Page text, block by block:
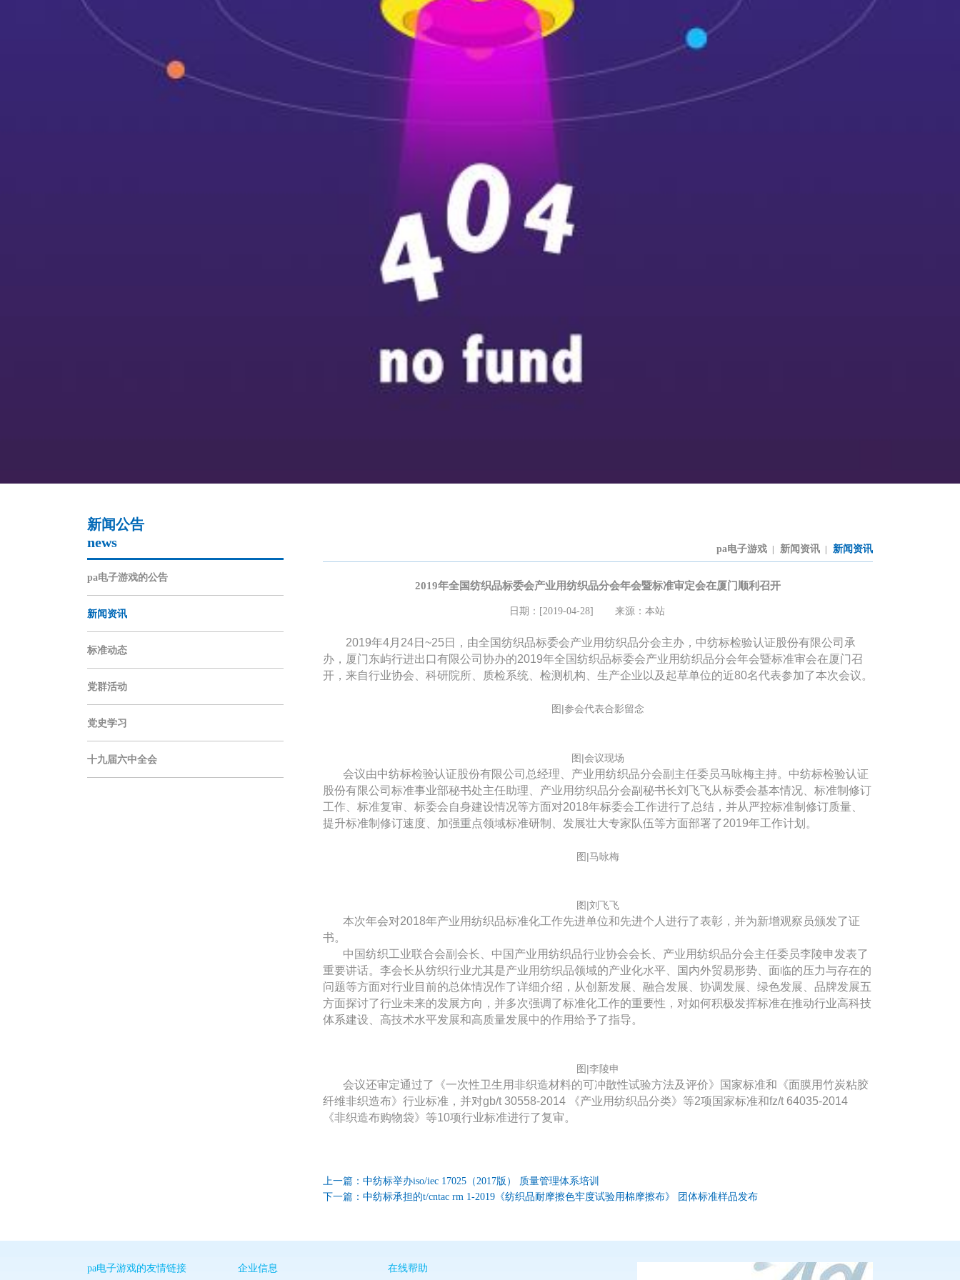
新闻公告
news
pa电子游戏的公告
新闻资讯
标准动态
党群活动
党史学习
十九届六中全会
pa电子游戏 新闻资讯 新闻资讯
2019年全国纺织品标委会产业用纺织品分会年会暨标准审定会在厦门顺利召开
日期：[2019-04-28] 来源：本站
2019年4月24日~25日，由全国纺织品标委会产业用纺织品分会主办，中纺标检验认证股份有限公司承
办，厦门东屿行进出口有限公司协办的2019年全国纺织品标委会产业用纺织品分会年会暨标准审会在厦门召
开，来自行业协会、科研院所、质检系统、检测机构、生产企业以及起草单位的近80名代表参加了本次会议。
图|参会代表合影留念
图|会议现场
会议由中纺标检验认证股份有限公司总经理、产业用纺织品分会副主任委员马咏梅主持。中纺标检验认证
股份有限公司标准事业部秘书处主任助理、产业用纺织品分会副秘书长刘飞飞从标委会基本情况、标准制修订
工作、标准复审、标委会自身建设情况等方面对2018年标委会工作进行了总结，并从严控标准制修订质量、
提升标准制修订速度、加强重点领域标准研制、发展壮大专家队伍等方面部署了2019年工作计划。
图|马咏梅
图|刘飞飞
本次年会对2018年产业用纺织品标准化工作先进单位和先进个人进行了表彰，并为新增观察员颁发了证
书。
中国纺织工业联合会副会长、中国产业用纺织品行业协会会长、产业用纺织品分会主任委员李陵申发表了
重要讲话。李会长从纺织行业尤其是产业用纺织品领域的产业化水平、国内外贸易形势、面临的压力与存在的
问题等方面对行业目前的总体情况作了详细介绍，从创新发展、融合发展、协调发展、绿色发展、品牌发展五
方面探讨了行业未来的发展方向，并多次强调了标准化工作的重要性，对如何积极发挥标准在推动行业高科技
体系建设、高技术水平发展和高质量发展中的作用给予了指导。
图|李陵申
会议还审定通过了《一次性卫生用非织造材料的可冲散性试验方法及评价》国家标准和《面膜用竹炭粘胶
纤维非织造布》行业标准，并对gb/t 30558-2014 《产业用纺织品分类》等2项国家标准和fz/t 64035-2014
《非织造布购物袋》等10项行业标准进行了复审。
上一篇： 中纺标举办iso/iec 17025（2017版） 质量管理体系培训
下一篇： 中纺标承担的t/cntac rm 1-2019《纺织品耐摩擦色牢度试验用棉摩擦布》 团体标准样品发布
pa电子游戏的友情链接 企业信息 在线帮助